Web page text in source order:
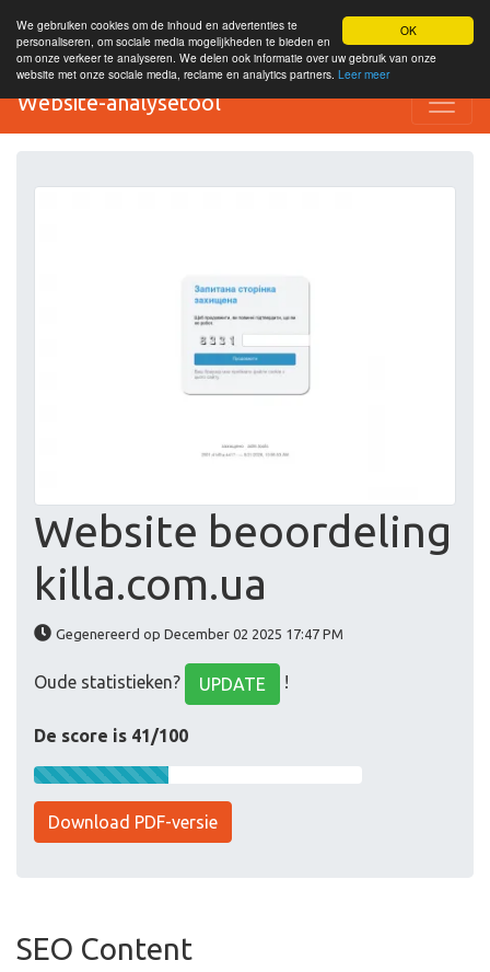
OK
We gebruiken cookies om de inhoud en advertenties te
personaliseren, om sociale media mogelijkheden te bieden en
om onze verkeer te analyseren. We delen ook informatie over uw gebruik van onze
website met onze sociale media, reclame en analytics partners. Leer meer
Website-analysetool
Website beoordeling
killa.com.ua
Gegenereerd op December 02 2025 17:47 PM
Oude statistieken? UPDATE !
De score is 41/100
Download PDF-versie
SEO Content